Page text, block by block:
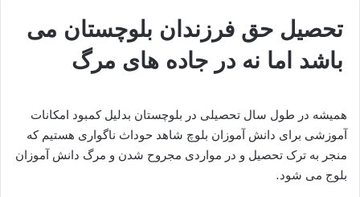
تحصیل حق فرزندان بلوچستان می
باشد اما نه در جاده های مرگ
همیشه در طول سال تحصیلی در بلوچستان بدلیل کمبود امکانات
آموزشی برای دانش آموزان بلوچ شاهد حوداث ناگواری هستیم که
منجر به ترک تحصیل و در مواردی مجروح شدن و مرگ دانش آموزان
بلوج‌ می شود.